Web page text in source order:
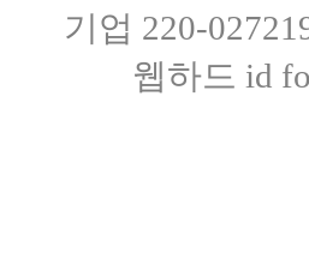
기업 220-
웹하드 id